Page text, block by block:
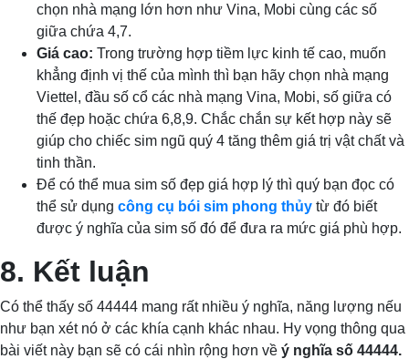
chọn nhà mạng lớn hơn như Vina, Mobi cùng các số
giữa chứa 4,7.
Giá cao: Trong trường hợp tiềm lực kinh tế cao, muốn
khẳng định vị thế của mình thì bạn hãy chọn nhà mạng
Viettel, đầu số cổ các nhà mạng Vina, Mobi, số giữa có
thế đẹp hoặc chứa 6,8,9. Chắc chắn sự kết hợp này sẽ
giúp cho chiếc sim ngũ quý 4 tăng thêm giá trị vật chất và
tinh thần.
Để có thể mua sim số đẹp giá hợp lý thì quý bạn đọc có
thể sử dụng công cụ bói sim phong thủy từ đó biết
được ý nghĩa của sim số đó để đưa ra mức giá phù hợp.
8. Kết luận
Có thể thấy số 44444 mang rất nhiều ý nghĩa, năng lượng nếu
như bạn xét nó ở các khía cạnh khác nhau. Hy vọng thông qua
bài viết này bạn sẽ có cái nhìn rộng hơn về ý nghĩa số 44444.